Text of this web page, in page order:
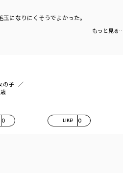
になりにくそうでよかった。
もっと見る
の子
0 LIKE! 0